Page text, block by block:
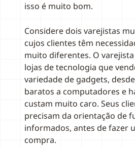
isso é muito bom.
Considere dois varejistas
cujos clientes têm
muito diferentes. O
lojas de tecnologia que
variedade de gadgets,
baratos a computadores e
custam muito caro. Seus
precisam da orientação de
informados, antes de fazer
compra.